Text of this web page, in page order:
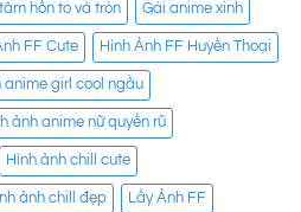
hồn to và tròn Gái anime xinh
FF Cute Hình Ảnh FF Huyền Thoại
anime girl cool ngầu
ảnh anime nữ quyến rũ
Hình ảnh chill cute
ảnh chill đẹp Lấy Ảnh FF